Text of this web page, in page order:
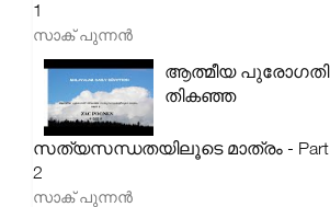
1
സാക് പുന്നൻ
ആത്മീയ പുരോഗതി
തികഞ്ഞ
സത്യസന്ധതയിലൂടെ മാത്രം - Part
2
സാക് പുന്നൻ